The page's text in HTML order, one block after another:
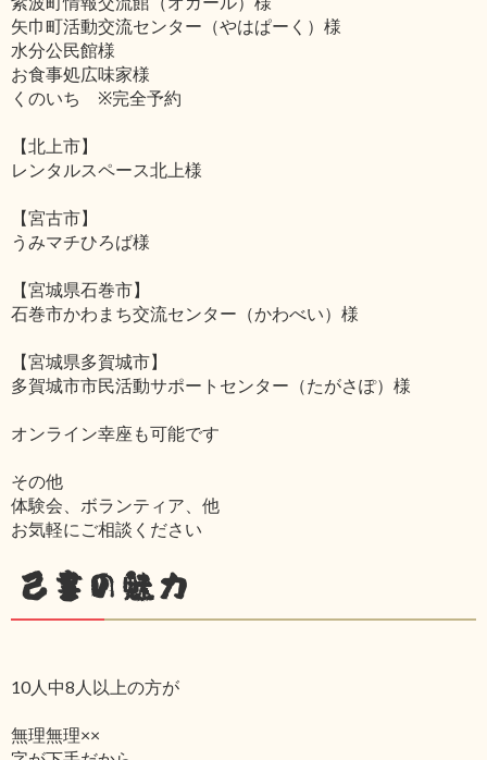
矢巾町活動交流センター（やはぱーく）様
水分公民館様
お食事処広味家様
くのいち ※完全予約
【北上市】
レンタルスペース北上様
【宮古市】
うみマチひろば様
【宮城県石巻市】
石巻市かわまち交流センター（かわべい）様
【宮城県多賀城市】
多賀城市市民活動サポートセンター（たがさぽ）様
オンライン幸座も可能です
その他
体験会、ボランティア、他
お気軽にご相談ください
己書の魅力
10人中8人以上の方が
無理無理××